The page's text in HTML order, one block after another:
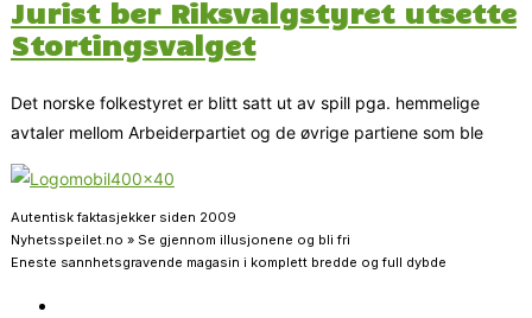
Jurist ber Riksvalgstyret utsette
Stortingsvalget
Det norske folkestyret er blitt satt ut av spill pga. hemmelige
avtaler mellom Arbeiderpartiet og de øvrige partiene som ble
Autentisk faktasjekker siden 2009
Nyhetsspeilet.no » Se gjennom illusjonene og bli fri
Eneste sannhetsgravende magasin i komplett bredde og full dybde